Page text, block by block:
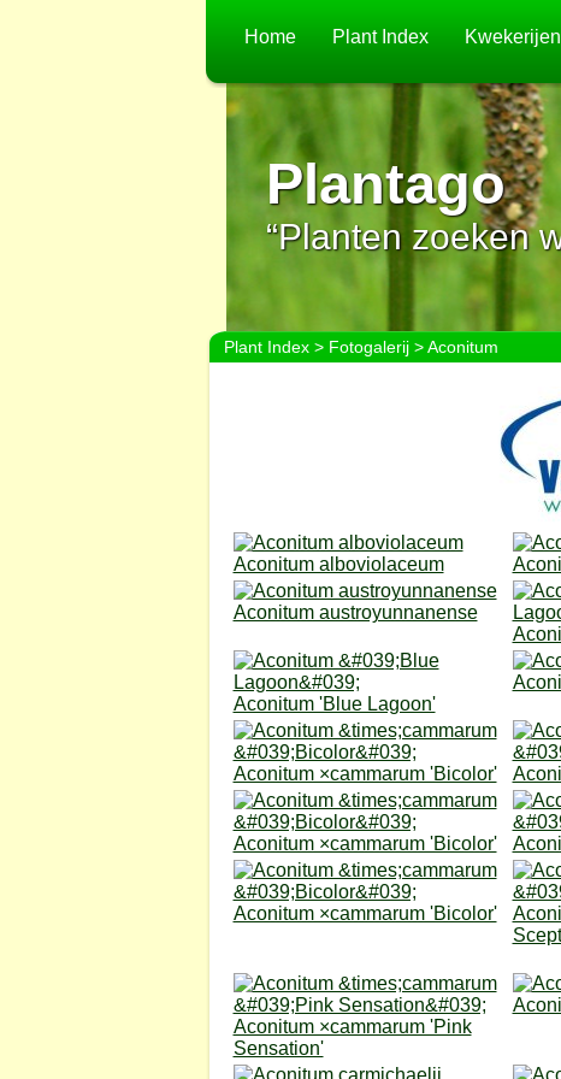
Home Plant Index Kwekerijen
Plantago
“Planten zoeken
Plant Index> Fotogalerij> Aconitum
Aconitum alboviolaceum
Aconitum austroyunnanense
Aconitum 'Blue Lagoon'
Aconitum ×cammarum 'Bicolor'
Aconitum ×cammarum 'Bicolor'
Aconitum ×cammarum 'Bicolor'
Aconitum ×cammarum 'Pink
Sensation'